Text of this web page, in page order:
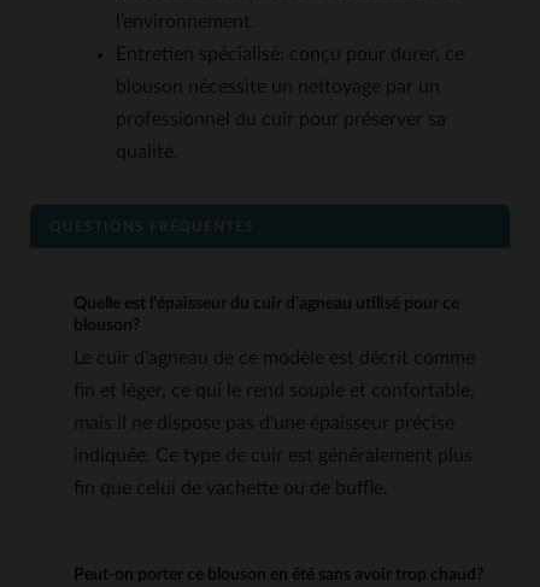
l’environnement.
Entretien spécialisé: conçu pour durer, ce
blouson nécessite un nettoyage par un
professionnel du cuir pour préserver sa
qualité.
QUESTIONS FRÉQUENTES
Quelle est l'épaisseur du cuir d'agneau utilisé pour ce
blouson?
Le cuir d'agneau de ce modèle est décrit comme
fin et léger, ce qui le rend souple et confortable,
mais il ne dispose pas d'une épaisseur précise
indiquée. Ce type de cuir est généralement plus
fin que celui de vachette ou de buffle.
Peut-on porter ce blouson en été sans avoir trop chaud?